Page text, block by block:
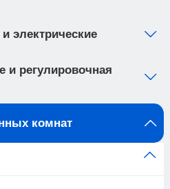
электрические
регулировочная
комнат